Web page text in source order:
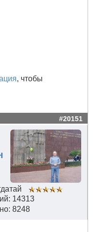
, чтобы
#20151
14313
8248